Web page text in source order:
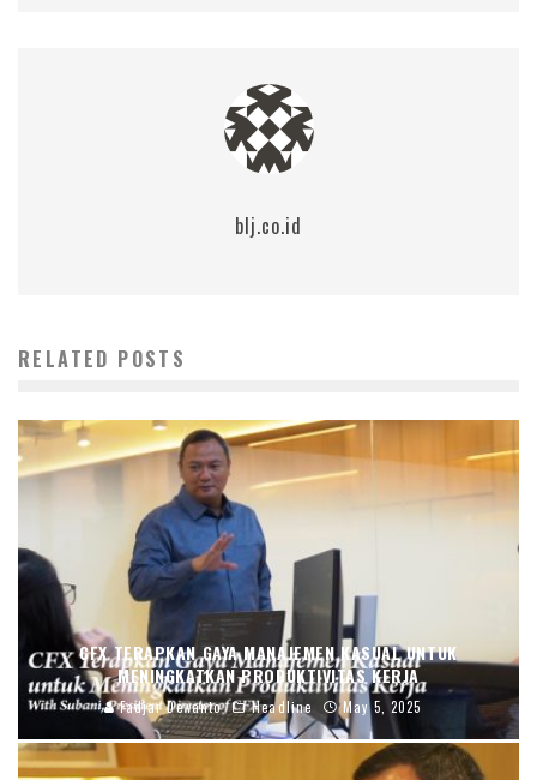
blj.co.id
RELATED POSTS
CFX TERAPKAN GAYA MANAJEMEN KASUAL UNTUK
MENINGKATKAN PRODUKTIVITAS KERJA
Fadjar Dewanto Headline May 5, 2025